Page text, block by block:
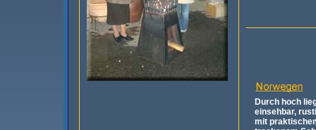
Durch hoch
einsehbar, r
mit